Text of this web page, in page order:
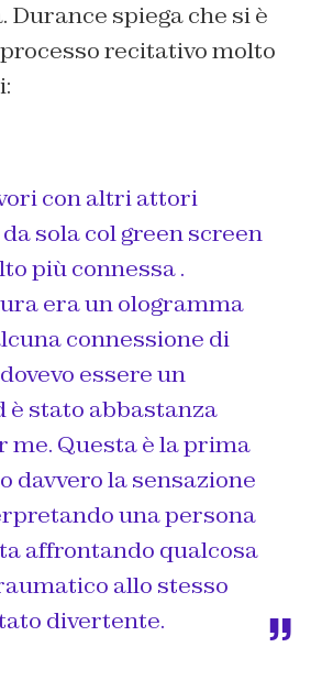
Durance spiega che si è
recitativo molto
con altri attori
sola col green screen
più connessa .
era un ologramma
connessione di
essere un
è stato abbastanza
me. Questa è la prima
davvero la sensazione
una persona
affrontando qualcosa
allo stesso
divertente.